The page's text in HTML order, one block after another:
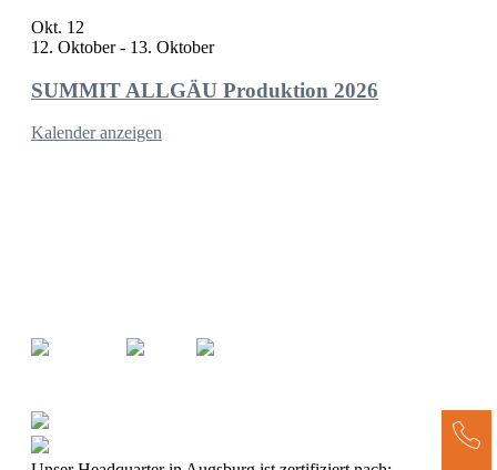
Okt. 12
12. Oktober- 13. Oktober
SUMMIT ALLGÄU Produktion 2026
Kalender anzeigen